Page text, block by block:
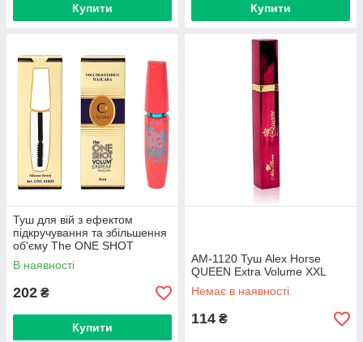
Купити Купити
Туш для вій з ефектом
підкручування та збільшення
об'єму The ONE SHOT
Christian
В наявності
202 ₴
Купити
AM-1120 Туш Alex Horse
QUEEN Extra Volume XXL
Немає в наявності
114 ₴